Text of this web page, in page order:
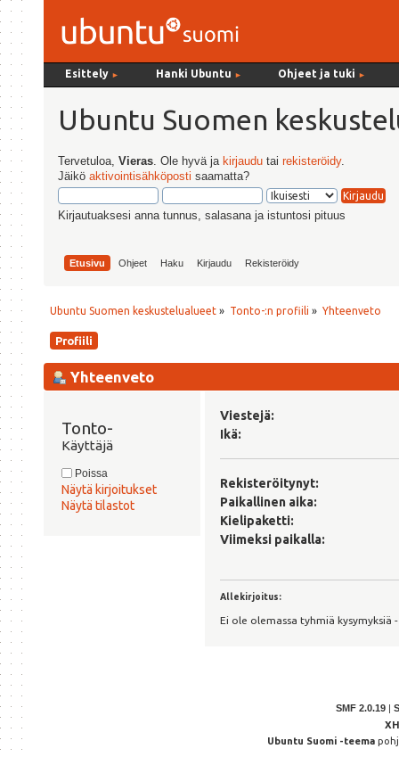
Esittely ► Hanki Ubuntu ► Ohjeet ja tuki ►
Ubuntu Suomen
Tervetuloa,Vieras . Ole hyvä ja kirjaudu tairekisteröidy.
Jäiköaktivointisähköposti saamatta?
Kirjautuaksesi anna tunnus, salasana ja istuntosi pituus
Etusivu Ohjeet Haku Kirjaudu Rekisteröidy
Ubuntu Suomen keskustelualueet » Tonto-:n profiili » Yhteenveto
Profiili
Yhteenveto
Tonto-
Käyttäjä
Poissa
Näytä kirjoitukset
Näytä tilastot
Viestejä:
Ikä:
Rekisteröitynyt:
Paikallinen aika:
Kielipaketti:
Viimeksi paikalla:
Allekirjoitus:
Ei ole olemassa tyhmiä
SMF 2.0.19
Ubuntu Suomi -teema